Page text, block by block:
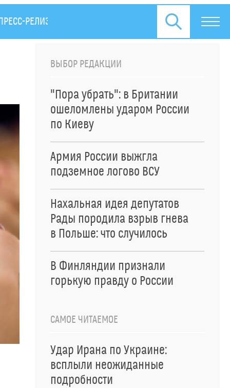
РЕЛИЗЫ
ВЫБОР РЕДАКЦИИ
"Пора убрать": в Британии
ошеломлены ударом России
по Киеву
Армия России выжгла
подземное логово ВСУ
Нахальная идея депутатов
Рады породила взрыв гнева
в Польше: что случилось
В Финляндии признали
горькую правду о России
САМОЕ ЧИТАЕМОЕ
Удар Ирана по Украине:
всплыли неожиданные
подробности